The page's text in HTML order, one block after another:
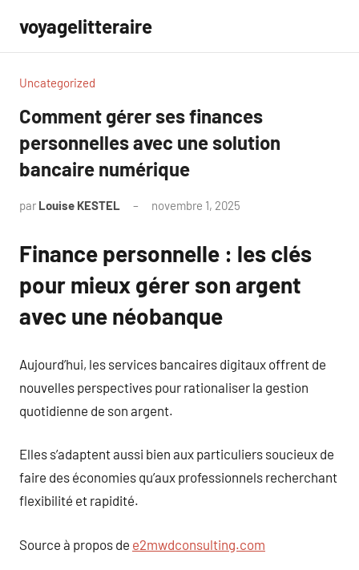
contenu
voyagelitteraire
Uncategorized
Comment gérer ses finances
personnelles avec une solution
bancaire numérique
par Louise KESTEL novembre 1, 2025
Finance personnelle : les clés
pour mieux gérer son argent
avec une néobanque
Aujourd’hui, les services bancaires digitaux offrent de
nouvelles perspectives pour rationaliser la gestion
quotidienne de son argent.
Elles s’adaptent aussi bien aux particuliers soucieux de
faire des économies qu’aux professionnels recherchant
flexibilité et rapidité.
Source à propos de e2mwdconsulting.com